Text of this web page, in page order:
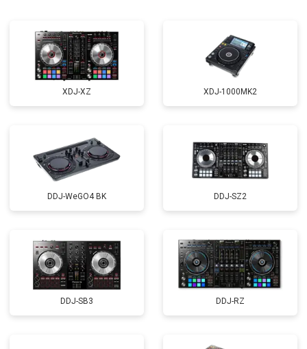
XDJ-XZ XDJ-1000MK2
DDJ-WeGO4 BK DDJ-SZ2
DDJ-SB3 DDJ-RZ